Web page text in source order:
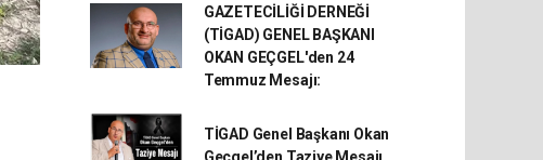
GAZETECİLİĞİ DERNEĞİ
(TİGAD) GENEL BAŞKANI
OKAN GEÇGEL'den 24
Temmuz Mesajı:
TİGAD Genel Başkanı Okan